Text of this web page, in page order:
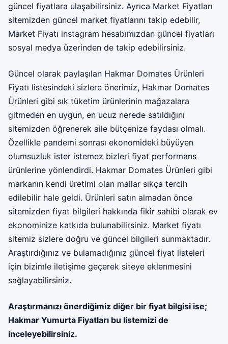
güncel fiyatlara ulaşabilirsiniz. Ayrıca Market Fiyatları
sitemizden güncel market fiyatlarını takip edebilir,
Market Fiyatı instagram hesabımızdan güncel fiyatları
sosyal medya üzerinden de takip edebilirsiniz.
Güncel olarak paylaşılan Hakmar Domates Ürünleri
Fiyatı listesindeki sizlere önerimiz, Hakmar Domates
Ürünleri gibi sık tüketim ürünlerinin mağazalara
gitmeden en uygun, en ucuz nerede satıldığını
sitemizden öğrenerek aile bütçenize faydası olmalı.
Özellikle pandemi sonrası ekonomideki büyüyen
olumsuzluk ister istemez bizleri fiyat performans
ürünlerine yönlendirdi. Hakmar Domates Ürünleri gibi
markanın kendi üretimi olan mallar sıkça tercih
edilebilir hale geldi. Ürünleri satın almadan önce
sitemizden fiyat bilgileri hakkında fikir sahibi olarak ev
ekonominize katkıda bulunabilirsiniz. Market fiyatı
sitemiz sizlere doğru ve güncel bilgileri sunmaktadır.
Araştırdığınız ve bulamadığınız güncel fiyat listeleri
için bizimle iletişime geçerek siteye eklenmesini
sağlayabilirsiniz.
Araştırmanızı önerdiğimiz diğer bir fiyat bilgisi ise;
Hakmar Yumurta Fiyatları bu listemizi de
inceleyebilirsiniz.